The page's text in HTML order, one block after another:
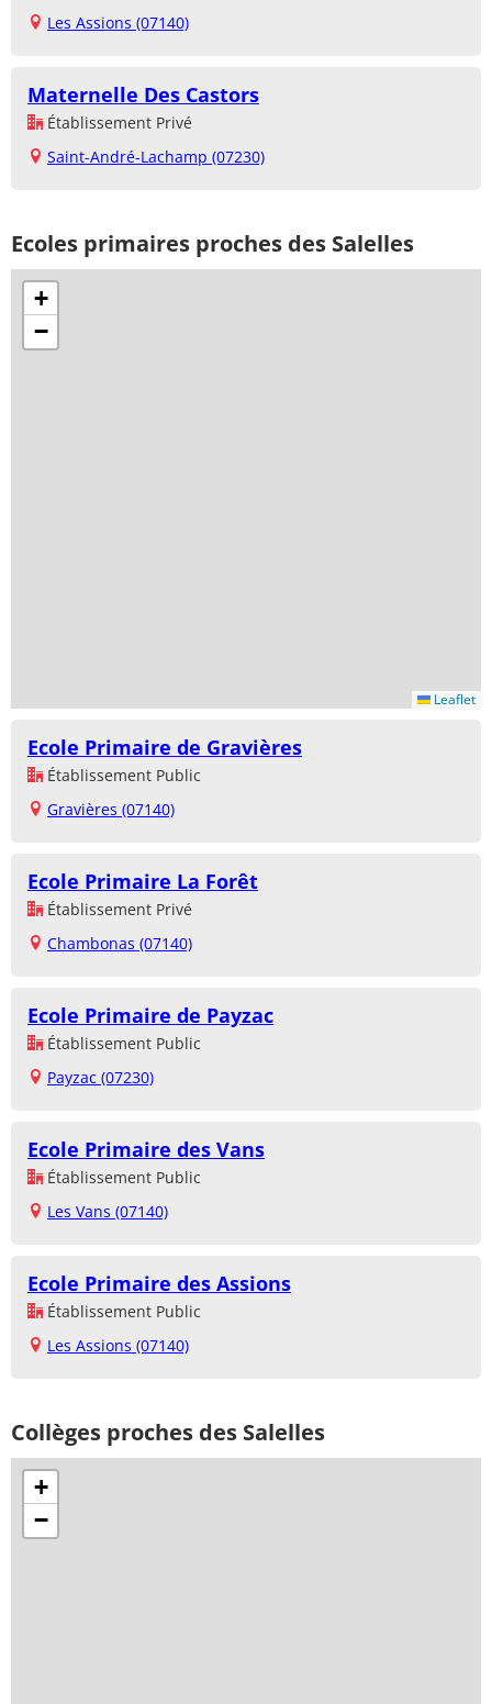
Les Assions (07140)
Maternelle Des Castors
Établissement Privé
Saint-André-Lachamp (07230)
Ecoles primaires proches des Salelles
+
−
Leaflet
Ecole Primaire de Gravières
Établissement Public
Gravières (07140)
Ecole Primaire La Forêt
Établissement Privé
Chambonas (07140)
Ecole Primaire de Payzac
Établissement Public
Payzac (07230)
Ecole Primaire des Vans
Établissement Public
Les Vans (07140)
Ecole Primaire des Assions
Établissement Public
Les Assions (07140)
Collèges proches des Salelles
+
−